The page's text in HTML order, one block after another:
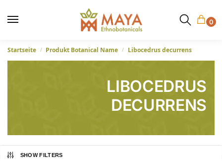
0
Startseite / Produkt Botanical Name / Libocedrus decurrens
LIBOCEDRUS
DECURRENS
SHOW FILTERS